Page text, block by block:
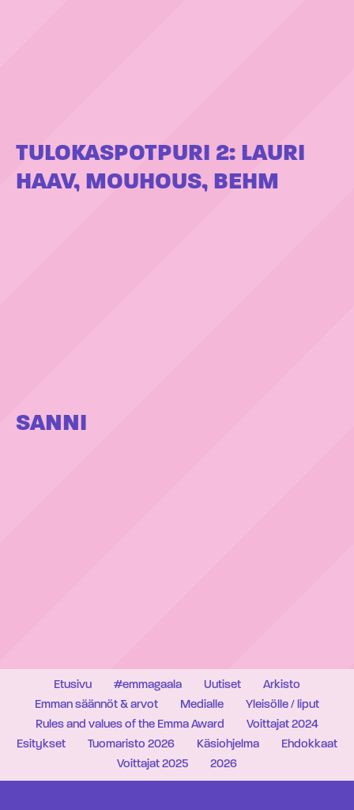
TULOKASPOTPURI 2: LAURI
HAAV, MOUHOUS, BEHM
SANNI
Etusivu #emmagaala Uutiset
Arkisto
Emman säännöt & arvot
Medialle
Yleisölle / liput
Rules and values of the Emma Award
Voittajat 2024
Esitykset
Tuomaristo 2026 Käsiohjelma
Ehdokkaat
Voittajat 2025
2026